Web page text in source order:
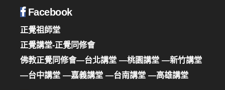
Facebook
正覺祖師堂
正覺講堂-正覺同修會
佛教正覺同修會—台北講堂 —桃園講堂 —新竹講堂
—台中講堂 —嘉義講堂 —台南講堂 —高雄講堂